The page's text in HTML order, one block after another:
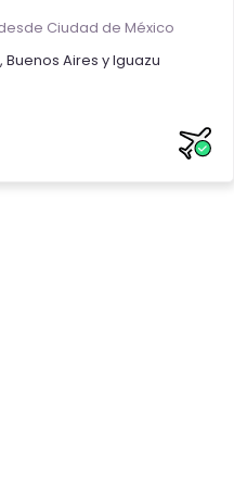
Ciudad de México
, Buenos Aires yIguazu